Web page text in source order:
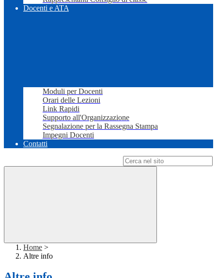
Docenti e ATA
Moduli per Docenti
Orari delle Lezioni
Link Rapidi
Supporto all'Organizzazione
Segnalazione per la Rassegna Stampa
Impegni Docenti
Contatti
Home >
Altre info